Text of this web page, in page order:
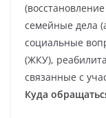
семейные дела
социальные
(ЖКУ),
связанные с
Куда